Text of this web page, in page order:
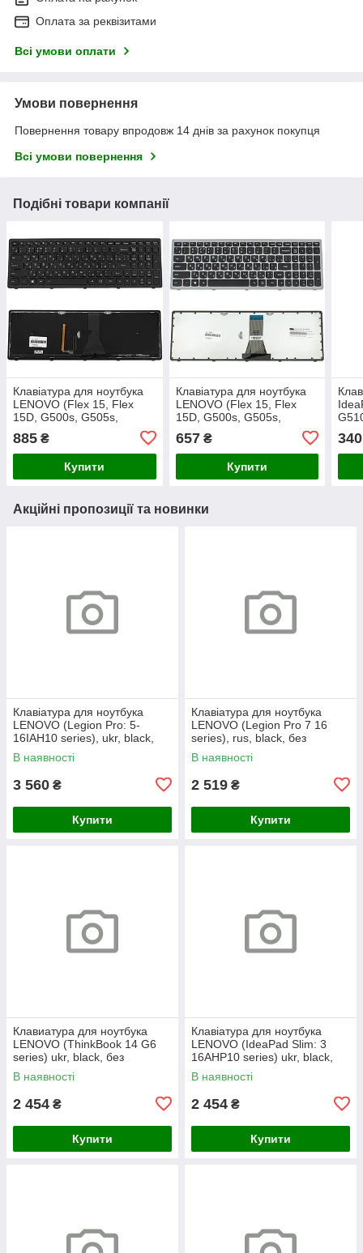
Оплата за реквізитами
Всі умови оплати
Умови повернення
Повернення товару впродовж 14 днів за рахунок покупця
Всі умови повернення
Подібні товари компанії
Клавіатура для ноутбука
LENOVO (Flex 15, Flex
15D, G500s, G505s,
frame, підсвічування
клавіш
885 ₴
Купити
Клавіатура для ноутбука
LENOVO (Flex 15, Flex
15D, G500s, G505s,
frame (оригінал)
657₴
Купити
340
Акційні пропозиції та новинки
Клавіатура для ноутбука
LENOVO (Legion Pro: 5-
16IAH10 series), ukr, black,
без кадру, підсвічування
клавіш (RGB)
В наявності
3 560 ₴
Купити
Клавіатура для ноутбука
LENOVO (Legion Pro 7 16
series), rus, black, без
фрейма, підсвічування
клавіш (copilot)
В наявності
2 519 ₴
Купити
Клавиатура для ноутбука
LENOVO (ThinkBook 14 G6
series) ukr, black, без
фрейма, подсветка клавиш
(copilot)
В наявності
2 454 ₴
Купити
Клавіатура для ноутбука
LENOVO (IdeaPad Slim: 3
16AHP10 series) ukr, black,
без кадру, підсвічування
клавіш
В наявності
2 454 ₴
Купити